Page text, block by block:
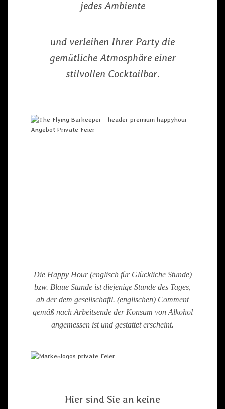
jedes Ambiente
und verleihen Ihrer Party die
gemütliche Atmosphäre einer
stilvollen Cocktailbar.
Die Happy Hour (englisch für Glückliche Stunde)
bzw. Blaue Stunde ist diejenige Stunde des Tages,
ab der dem gesellschaftl. (englischen) Comment
gemäß nach Arbeitsende der Konsum von Alkohol
angemessen ist und gestattet erscheint.
Hier sind Sie an keine